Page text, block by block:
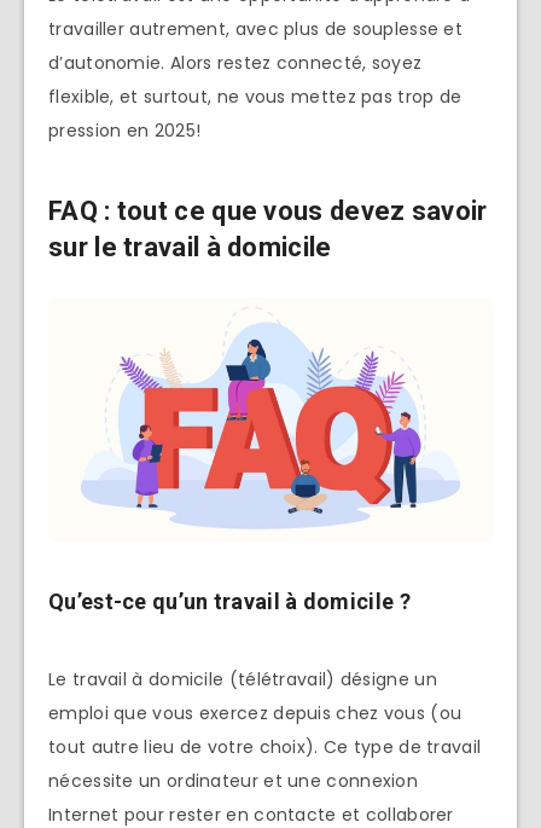
travailler autrement, avec plus de souplesse et
d’autonomie. Alors restez connecté, soyez
flexible, et surtout, ne vous mettez pas trop de
pression en 2025!
FAQ : tout ce que vous devez savoir
sur letravail à domicile
Qu’est-ce qu’un travail à domicile ?
Le travail à domicile (télétravail) désigne un
emploi que vous exercez depuis chez vous (ou
tout autre lieu de votre choix). Ce type de travail
nécessite un ordinateur et une connexion
Internet pour rester en contacte et collaborer